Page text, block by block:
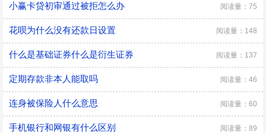
小赢卡贷初审通过被拒怎么办 阅读量：75
花呗为什么没有还款日设置 阅读量：148
什么是基础证券什么是衍生证券 阅读量：137
定期存款非本人能取吗 阅读量：46
连身被保险人什么意思 阅读量：60
手机银行和网银有什么区别 阅读量：89